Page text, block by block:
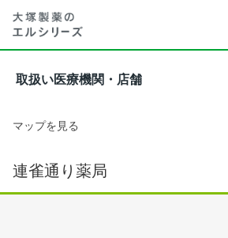
取扱い医療機関・店舗
マップを見る
連雀通り薬局